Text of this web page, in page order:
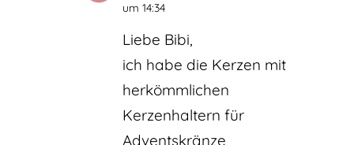
um 14:34
Liebe Bibi,
ich habe die Kerzen mit
herkömmlichen
Kerzenhaltern für
Adventskränze